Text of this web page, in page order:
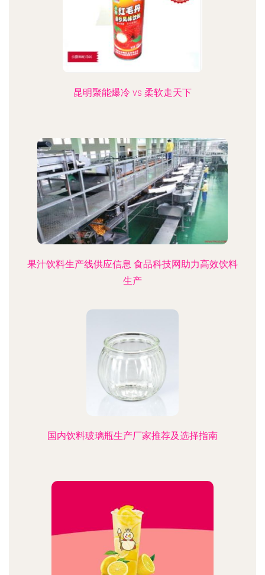
昆明聚能爆冷 vs 柔软走天下
果汁饮料生产线供应信息 食品科技网助力高效饮料
生产
国内饮料玻璃瓶生产厂家推荐及选择指南